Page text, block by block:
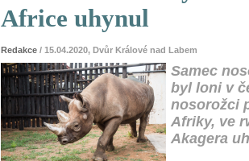
Africe uhynul
Redakce / 15.04.2020, Dvůr Králové nad Labem
Samec
byl loni v
nosorožci
Afriky, ve
Akagera